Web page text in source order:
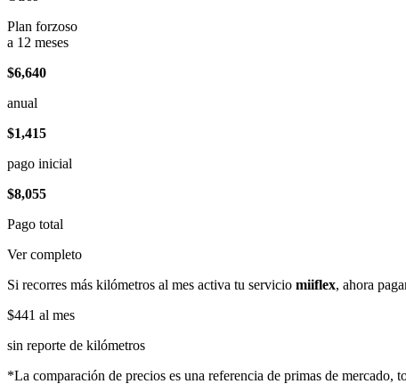
Plan forzoso
a 12 meses
$6,640
anual
$1,415
pago inicial
$8,055
Pago total
Ver completo
Si recorres más kilómetros al mes activa tu servicio miiflex, ahora
$441 al mes
sin reporte de kilómetros
*La comparación de precios es una referencia de primas de mercado,